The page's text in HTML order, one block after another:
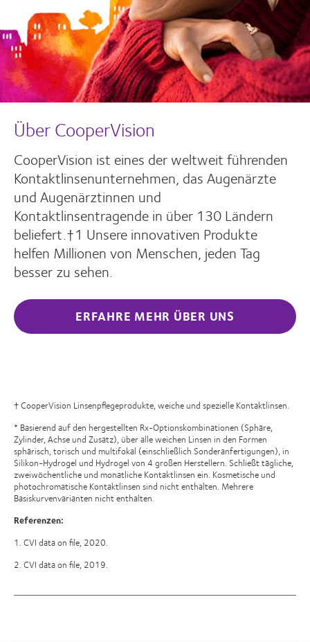
Über CooperVision
CooperVision ist eines der weltweit führenden
Kontaktlinsenunternehmen, das Augenärzte
und Augenärztinnen und
Kontaktlinsentragende in über 130 Ländern
beliefert.†1 Unsere innovativen Produkte
helfen Millionen von Menschen, jeden Tag
besser zu sehen.
ERFAHRE MEHR ÜBER UNS
† CooperVision Linsenpflegeprodukte, weiche und spezielle Kontaktlinsen.
* Basierend auf den hergestellten Rx-Optionskombinationen (Sphäre,
Zylinder, Achse und Zusatz), über alle weichen Linsen in den Formen
sphärisch, torisch und multifokal (einschließlich Sonderanfertigungen), in
Silikon-Hydrogel und Hydrogel von 4 großen Herstellern. Schließt tägliche,
zweiwöchentliche und monatliche Kontaktlinsen ein. Kosmetische und
photochromatische Kontaktlinsen sind nicht enthalten. Mehrere
Basiskurvenvarianten nicht enthalten.
Referenzen:
1. CVI data on file, 2020.
2. CVI data on file, 2019.